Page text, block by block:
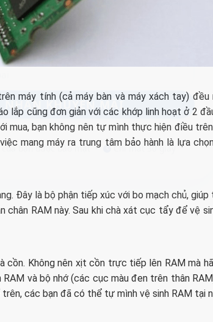
máy tính (cả máy bàn và máy xách tay) đều
lắp cũng đơn giản với các khớp linh hoạt ở 2
mua, bạn không nên tự mình thực hiện điều
mang máy ra trung tâm bảo hành là lựa
Đây là bộ phận tiếp xúc với bo mạch chủ, giúp
RAM này. Sau khi chà xát cục tẩy để vệ
cồn. Không nên xịt cồn trực tiếp lên RAM mà
và bộ nhớ (các cục màu đen trên thân
các bạn đã có thể tự mình vệ sinh RAM tại